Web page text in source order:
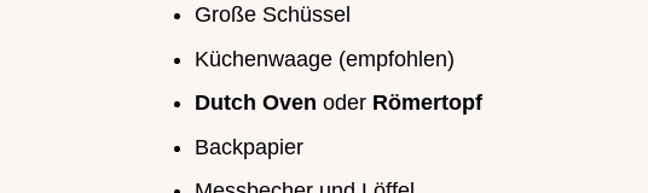
Große Schüssel
Küchenwaage (empfohlen)
Dutch Oven oder Römertopf
Backpapier